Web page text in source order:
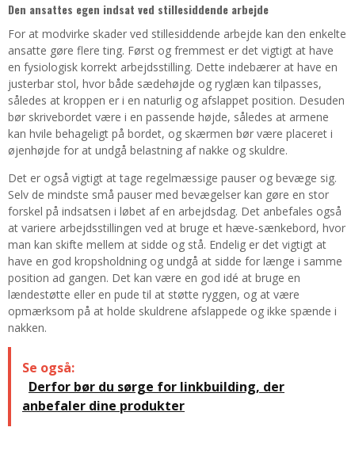
Den ansattes egen indsat ved stillesiddende arbejde
For at modvirke skader ved stillesiddende arbejde kan den enkelte
ansatte gøre flere ting. Først og fremmest er det vigtigt at have
en fysiologisk korrekt arbejdsstilling. Dette indebærer at have en
justerbar stol, hvor både sædehøjde og ryglæn kan tilpasses,
således at kroppen er i en naturlig og afslappet position. Desuden
bør skrivebordet være i en passende højde, således at armene
kan hvile behageligt på bordet, og skærmen bør være placeret i
øjenhøjde for at undgå belastning af nakke og skuldre.
Det er også vigtigt at tage regelmæssige pauser og bevæge sig.
Selv de mindste små pauser med bevægelser kan gøre en stor
forskel på indsatsen i løbet af en arbejdsdag. Det anbefales også
at variere arbejdsstillingen ved at bruge et hæve-sænkebord, hvor
man kan skifte mellem at sidde og stå. Endelig er det vigtigt at
have en god kropsholdning og undgå at sidde for længe i samme
position ad gangen. Det kan være en god idé at bruge en
lændestøtte eller en pude til at støtte ryggen, og at være
opmærksom på at holde skuldrene afslappede og ikke spænde i
nakken.
Se også:
Derfor bør du sørge for linkbuilding, der
anbefaler dine produkter